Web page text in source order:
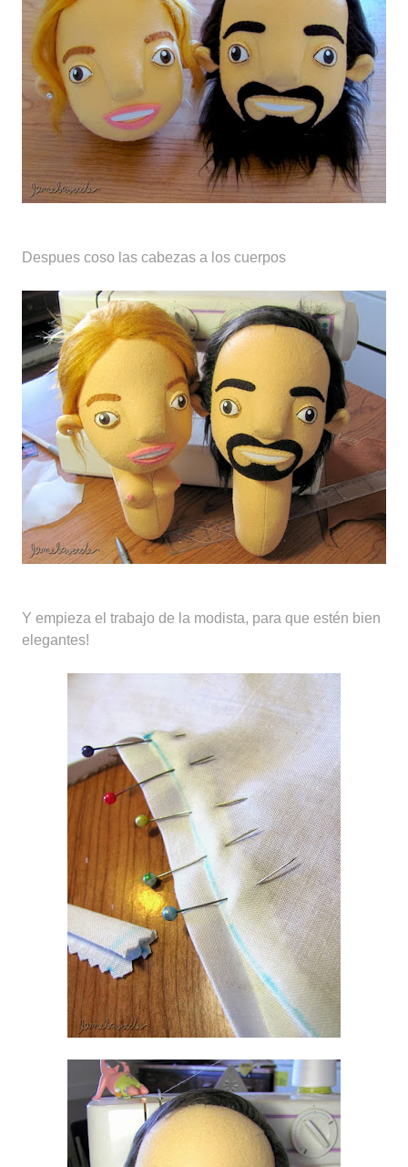
Despues coso las cabezas a los cuerpos
Y empieza el trabajo de la modista, para que estén bien
elegantes!